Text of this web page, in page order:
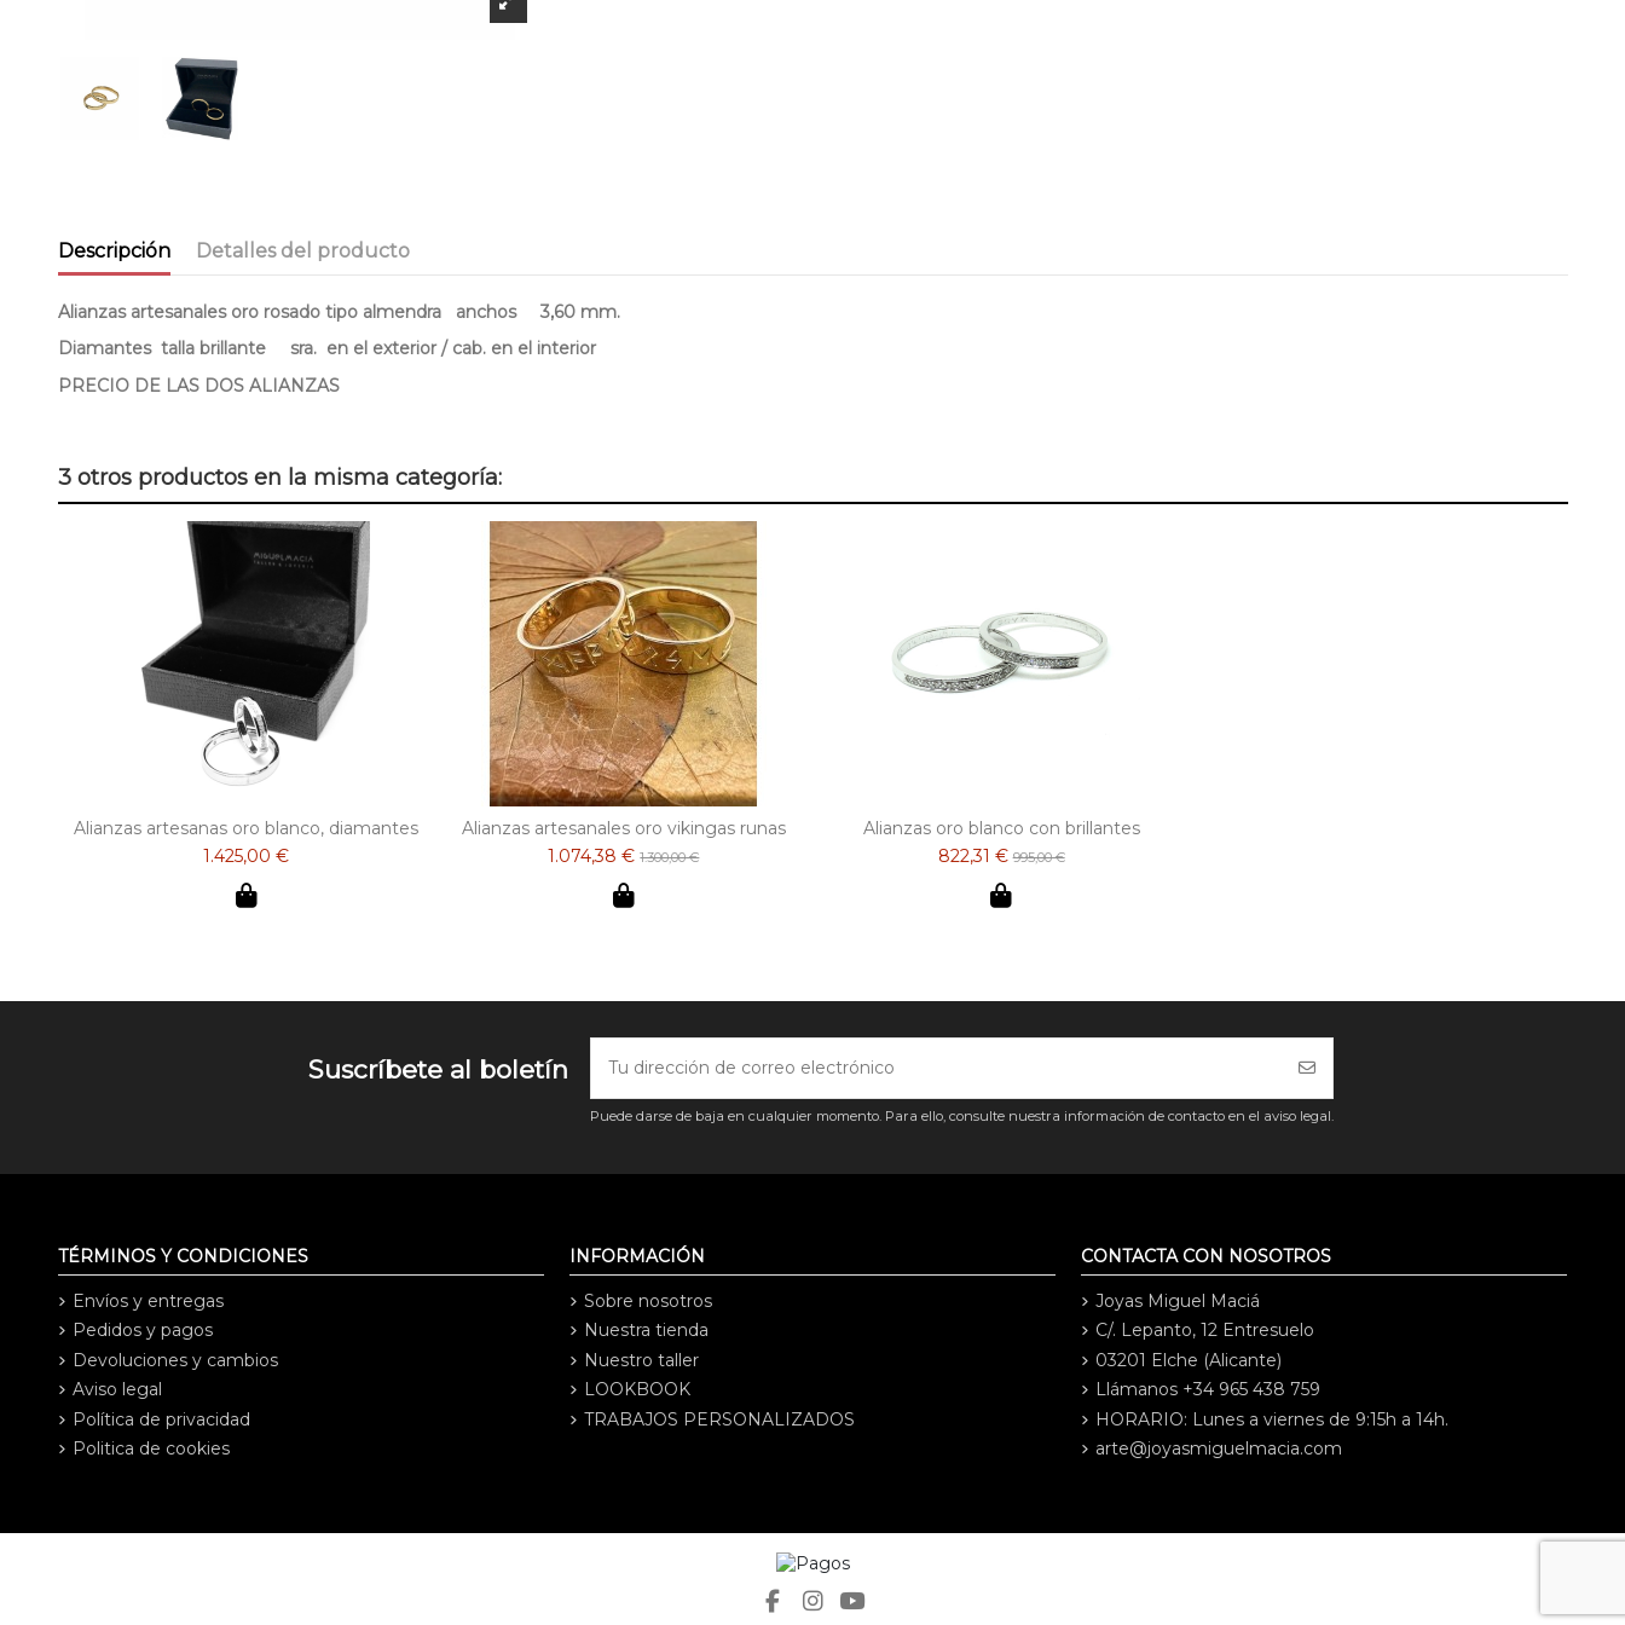
Descripción Detalles del producto
Alianzas artesanales oro rosado tipo almendra anchos 3,60 mm.
Diamantes talla brillante sra. en el exterior / cab. en el interior
PRECIO DE LAS DOS ALIANZAS
3 otros productos en la misma categoría:
Alianzas artesanas oro blanco, diamantes
1.425,00 €
Alianzas artesanales oro vikingas runas
1.074,38 €1.300,00 €
Alianzas oro blanco con brillantes
822,31 €995,00 €
Suscríbete al boletín
Puede darse de baja en cualquier momento. Para ello, consulte nuestra información de contacto en el aviso legal.
TÉRMINOS Y CONDICIONES
Envíos y entregas
Pedidos y pagos
Devoluciones y cambios
Aviso legal
Política de privacidad
Politica de cookies
INFORMACIÓN
Sobre nosotros
Nuestra tienda
Nuestro taller
LOOKBOOK
TRABAJOS PERSONALIZADOS
CONTACTA CON NOSOTROS
Joyas Miguel Maciá
C/. Lepanto, 12 Entresuelo
03201 Elche (Alicante)
Llámanos +34 965 438 759
HORARIO: Lunes a viernes de 9:15h a 14h.
arte@joyasmiguelmacia.com